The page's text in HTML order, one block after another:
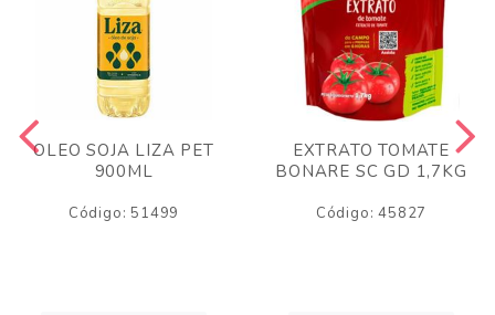
OLEO SOJA LIZA PET
900ML
Código: 51499
EXTRATO TOMATE
BONARE SC GD 1,7KG
Código: 45827